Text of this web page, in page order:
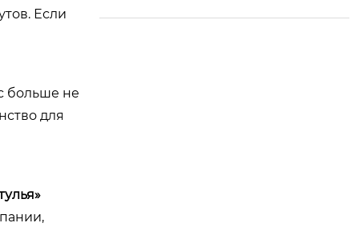
Если
больше не
для
лка — новое направ